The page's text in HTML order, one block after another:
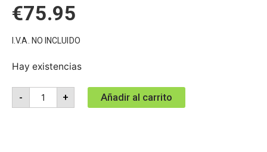
€75.95
I.V.A. NO INCLUIDO
Hay existencias
- + Añadir al carrito